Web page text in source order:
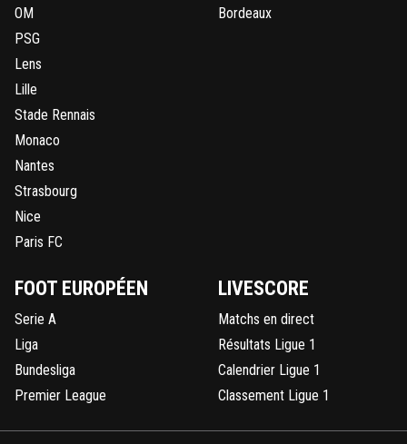
OM
PSG
Lens
Lille
Stade Rennais
Monaco
Nantes
Strasbourg
Nice
Paris FC
Bordeaux
FOOT EUROPÉEN
Serie A
Liga
Bundesliga
Premier League
LIVESCORE
Matchs en direct
Résultats Ligue 1
Calendrier Ligue 1
Classement Ligue 1